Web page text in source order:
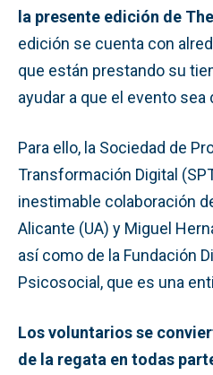
la presente edición de
edición se cuenta con
que están prestando su
ayudar a que el evento
Para ello, la Sociedad de
Transformación Digital
inestimable colaboración
Alicante (UA) y Miguel
así como de la Fundación
Psicosocial, que es una
Los voluntarios se
de la regata en todas